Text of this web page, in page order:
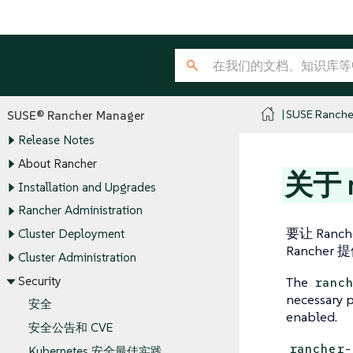
SUSE® Rancher Manager
Release Notes
About Rancher
Installation and Upgrades
Rancher Administration
Cluster Deployment
Cluster Administration
Security
安全
安全公告和 CVE
SUSE
关于
要让
Rancher
The
necessary
enabled.